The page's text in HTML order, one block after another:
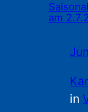
am
in